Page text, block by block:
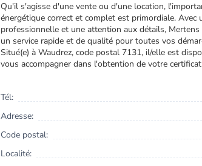
Qu'il s'agisse d'une vente ou d'une location,
énergétique correct et complet est primordiale. Avec
professionnelle et une attention aux détails,
un service rapide et de qualité pour toutes vos
Situé(e) à Waudrez, code postal 7131, il/elle est
vous accompagner dans l'obtention de votre
Tél:
Adresse:
Code postal:
Localité: